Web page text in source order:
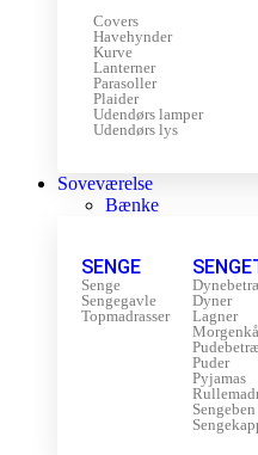
Covers
Havehynder
Kurve
Lanterner
Parasoller
Plaider
Udendørs lamper
Udendørs lys
Soveværelse
Bænke
SENGE
Senge
Sengegavle
Topmadrasser
Dyner
Lagner
Puder
Pyjamas
Sengeben